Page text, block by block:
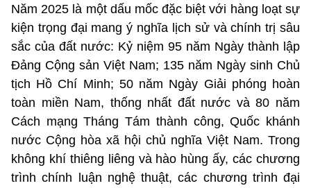
Năm 2025 là một dấu mốc đặc biệt với hàng loạt sự
kiện trọng đại mang ý nghĩa lịch sử và chính trị sâu
sắc của đất nước: Kỷ niệm 95 năm Ngày thành lập
Đảng Cộng sản Việt Nam; 135 năm Ngày sinh Chủ
tịch Hồ Chí Minh; 50 năm Ngày Giải phóng hoàn
toàn miền Nam, thống nhất đất nước và 80 năm
Cách mạng Tháng Tám thành công, Quốc khánh
nước Cộng hòa xã hội chủ nghĩa Việt Nam. Trong
không khí thiêng liêng và hào hùng ấy, các chương
trình chính luận nghệ thuật, các chương trình đại